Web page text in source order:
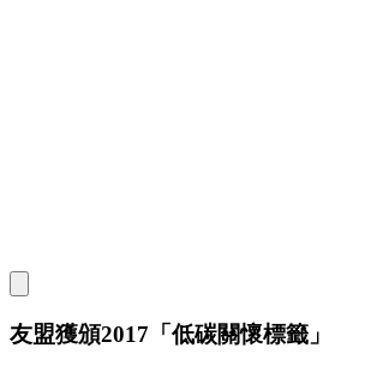
友盟獲頒2017「低碳關懷標籤」